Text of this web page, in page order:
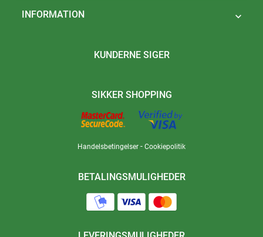
INFORMATION 
KUNDERNE SIGER
SIKKER SHOPPING
Handelsbetingelser - Cookiepolitik
BETALINGSMULIGHEDER